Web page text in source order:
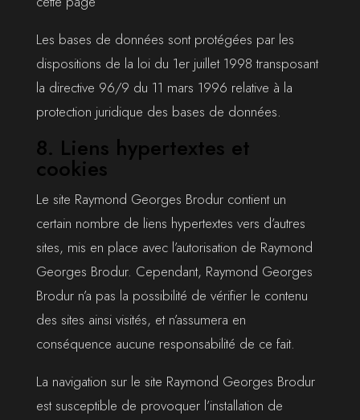
Les bases de données sont protégées par les
dispositions de la loi du 1er juillet 1998 transposant
la directive 96/9 du 11 mars 1996 relative à la
protection juridique des bases de données.
8. Liens hypertextes et
cookies
Le site Raymond Georges Brodur contient un
certain nombre de liens hypertextes vers d’autres
sites, mis en place avec l’autorisation de Raymond
Georges Brodur. Cependant, Raymond Georges
Brodur n’a pas la possibilité de vérifier le contenu
des sites ainsi visités, et n’assumera en
conséquence aucune responsabilité de ce fait.
La navigation sur le site Raymond Georges Brodur
est susceptible de provoquer l’installation de